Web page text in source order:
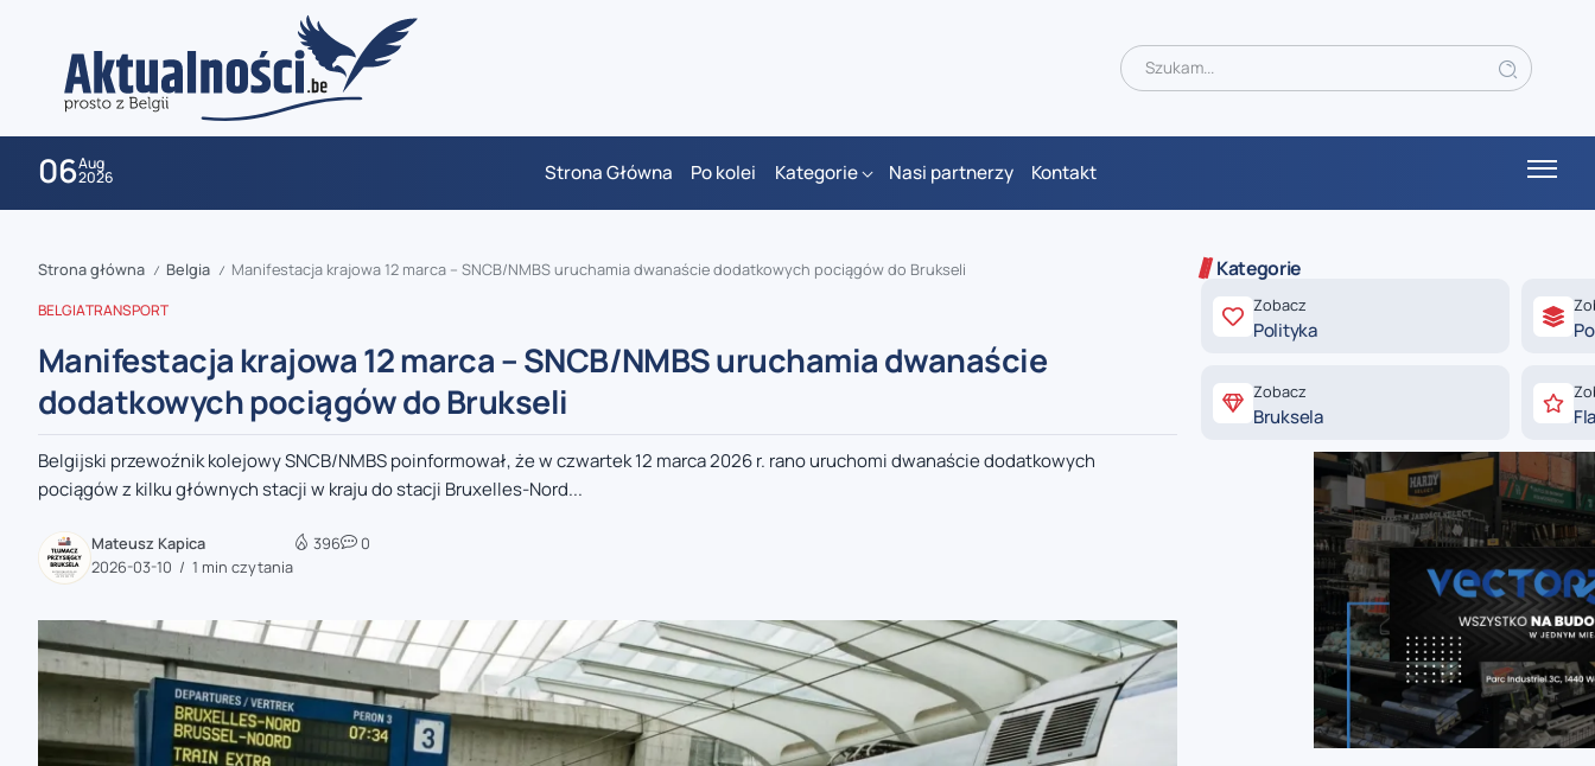
06Aug
2026 Strona Główna Po kolei Kategorie Nasi partnerzy Kontakt
zaobserwuj nas
zaobserwuj nas
zaobserwuj nas
zaobserwuj nas
zaobserwuj nas
Strona główna / Belgia / Manifestacja krajowa 12 marca – SNCB/NMBS uruchamia dwanaście dodatkowych pociągów do Brukseli
BELGIATRANSPORT
Manifestacja krajowa 12 marca – SNCB/NMBS uruchamia dwanaście
dodatkowych pociągów do Brukseli
Belgijski przewoźnik kolejowy SNCB/NMBS poinformował, że w czwartek 12 marca 2026 r. rano uruchomi dwanaście dodatkowych
pociągów z kilku głównych stacji w kraju do stacji Bruxelles-Nord...
Mateusz Kapica
2026-03-10
1 min czytania
396 0
Kategorie
Zobacz
Polityka
Zobacz
Bruksela